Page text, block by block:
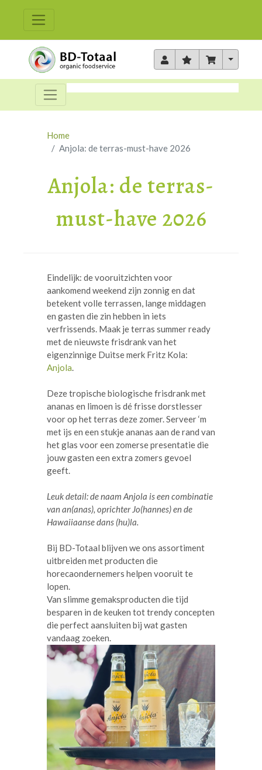
Toggle
Home
Anjola: de terras-must-have 2026
Anjola: de terras-
must-have 2026
Eindelijk: de vooruitzichten voor
aankomend weekend zijn zonnig en dat
betekent volle terrassen, lange middagen
en gasten die zin hebben in iets
verfrissends. Maak je terras summer ready
met de nieuwste frisdrank van het
eigenzinnige Duitse merk Fritz Kola:
Anjola.
Deze tropische biologische frisdrank met
ananas en limoen is dé frisse dorstlesser
voor op het terras deze zomer. Serveer ‘m
met ijs en een stukje ananas aan de rand van
het glas voor een zomerse presentatie die
jouw gasten een extra zomers gevoel
geeft.
Leuk detail: de naam Anjola is een combinatie
van an(anas), oprichter Jo(hannes) en de
Hawaiiaanse dans (hu)la.
Bij BD-Totaal blijven we ons assortiment
uitbreiden met producten die
horecaondernemers helpen vooruit te
lopen.
Van slimme gemaksproducten die tijd
besparen in de keuken tot trendy concepten
die perfect aansluiten bij wat gasten
vandaag zoeken.